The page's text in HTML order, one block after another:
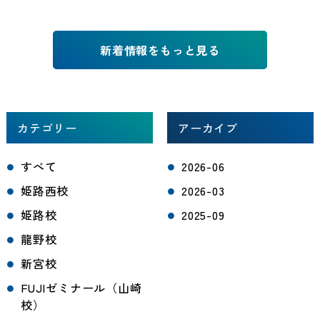
新着情報をもっと見る
カテゴリー
すべて
姫路西校
姫路校
龍野校
新宮校
FUJIゼミナール（山崎
校）
アーカイブ
2026-06
2026-03
2025-09